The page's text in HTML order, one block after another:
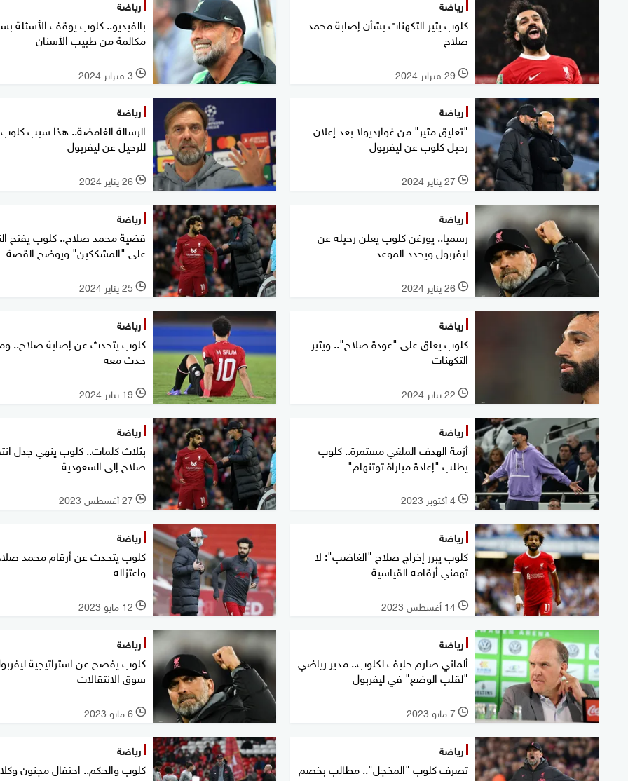
رياضة
كلوب يثير التكهنات بشأن إصابة محمد
صلاح
l 29 فبراير 2024
رياضة
بالفيديو.. كلوب يوقف الأسئلة
مكالمة من طبيب الأسنان
l 3 فبراير 2024
رياضة
"تعليق مثير" من غوارديولا بعد إعلان
رحيل كلوب عن ليفربول
l 27 يناير 2024
رياضة
الرسالة الغامضة.. هذا سبب كلوب
للرحيل عن ليفربول
l 26 يناير 2024
رياضة
رسميا.. يورغن كلوب يعلن رحيله عن
ليفربول ويحدد الموعد
l 26 يناير 2024
رياضة
قضية محمد صلاح.. كلوب يفتح
على "المشككين" ويوضح القصة
l 25 يناير 2024
رياضة
كلوب يعلق على "عودة صلاح".. ويثير
التكهنات
l 22 يناير 2024
رياضة
كلوب يتحدث عن إصابة صلاح..
حدث معه
l 19 يناير 2024
رياضة
أزمة الهدف الملغي مستمرة.. كلوب
يطلب "إعادة مباراة توتنهام"
l 4 أكتوبر 2023
رياضة
بثلاث كلمات.. كلوب ينهي جدل
صلاح إلى السعودية
l 27 أغسطس 2023
رياضة
كلوب يبرر إخراج صلاح "الغاضب": لا
تهمني أرقامه القياسية
l 14 أغسطس 2023
رياضة
كلوب يتحدث عن أرقام محمد
واعتزاله
l 12 مايو 2023
رياضة
ألماني صارم حليف لكلوب.. مدير رياضي
"لقلب الوضع" في ليفربول
l 7 مايو 2023
رياضة
كلوب يفصح عن استراتيجية
سوق الانتقالات
l 6 مايو 2023
رياضة
تصرف كلوب "المخجل".. مطالب بخصم
رياضة
كلوب والحكم.. احتفال مجنون